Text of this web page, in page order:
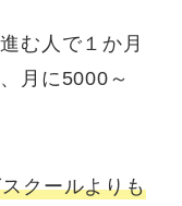
む人で１か月
月に5000～
クールよりも